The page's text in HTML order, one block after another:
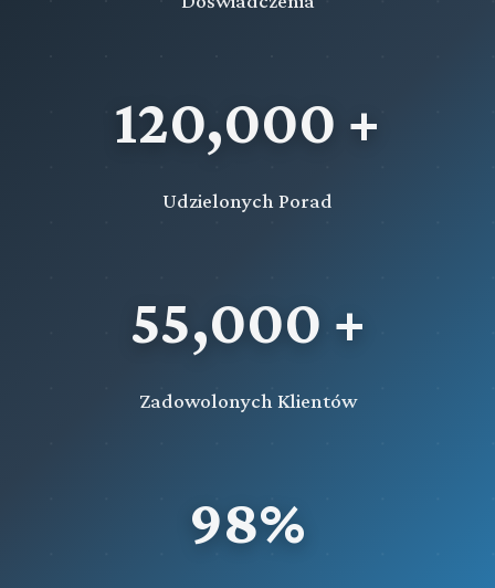
120,000 +
Udzielonych Porad
55,000 +
Zadowolonych Klientów
98%